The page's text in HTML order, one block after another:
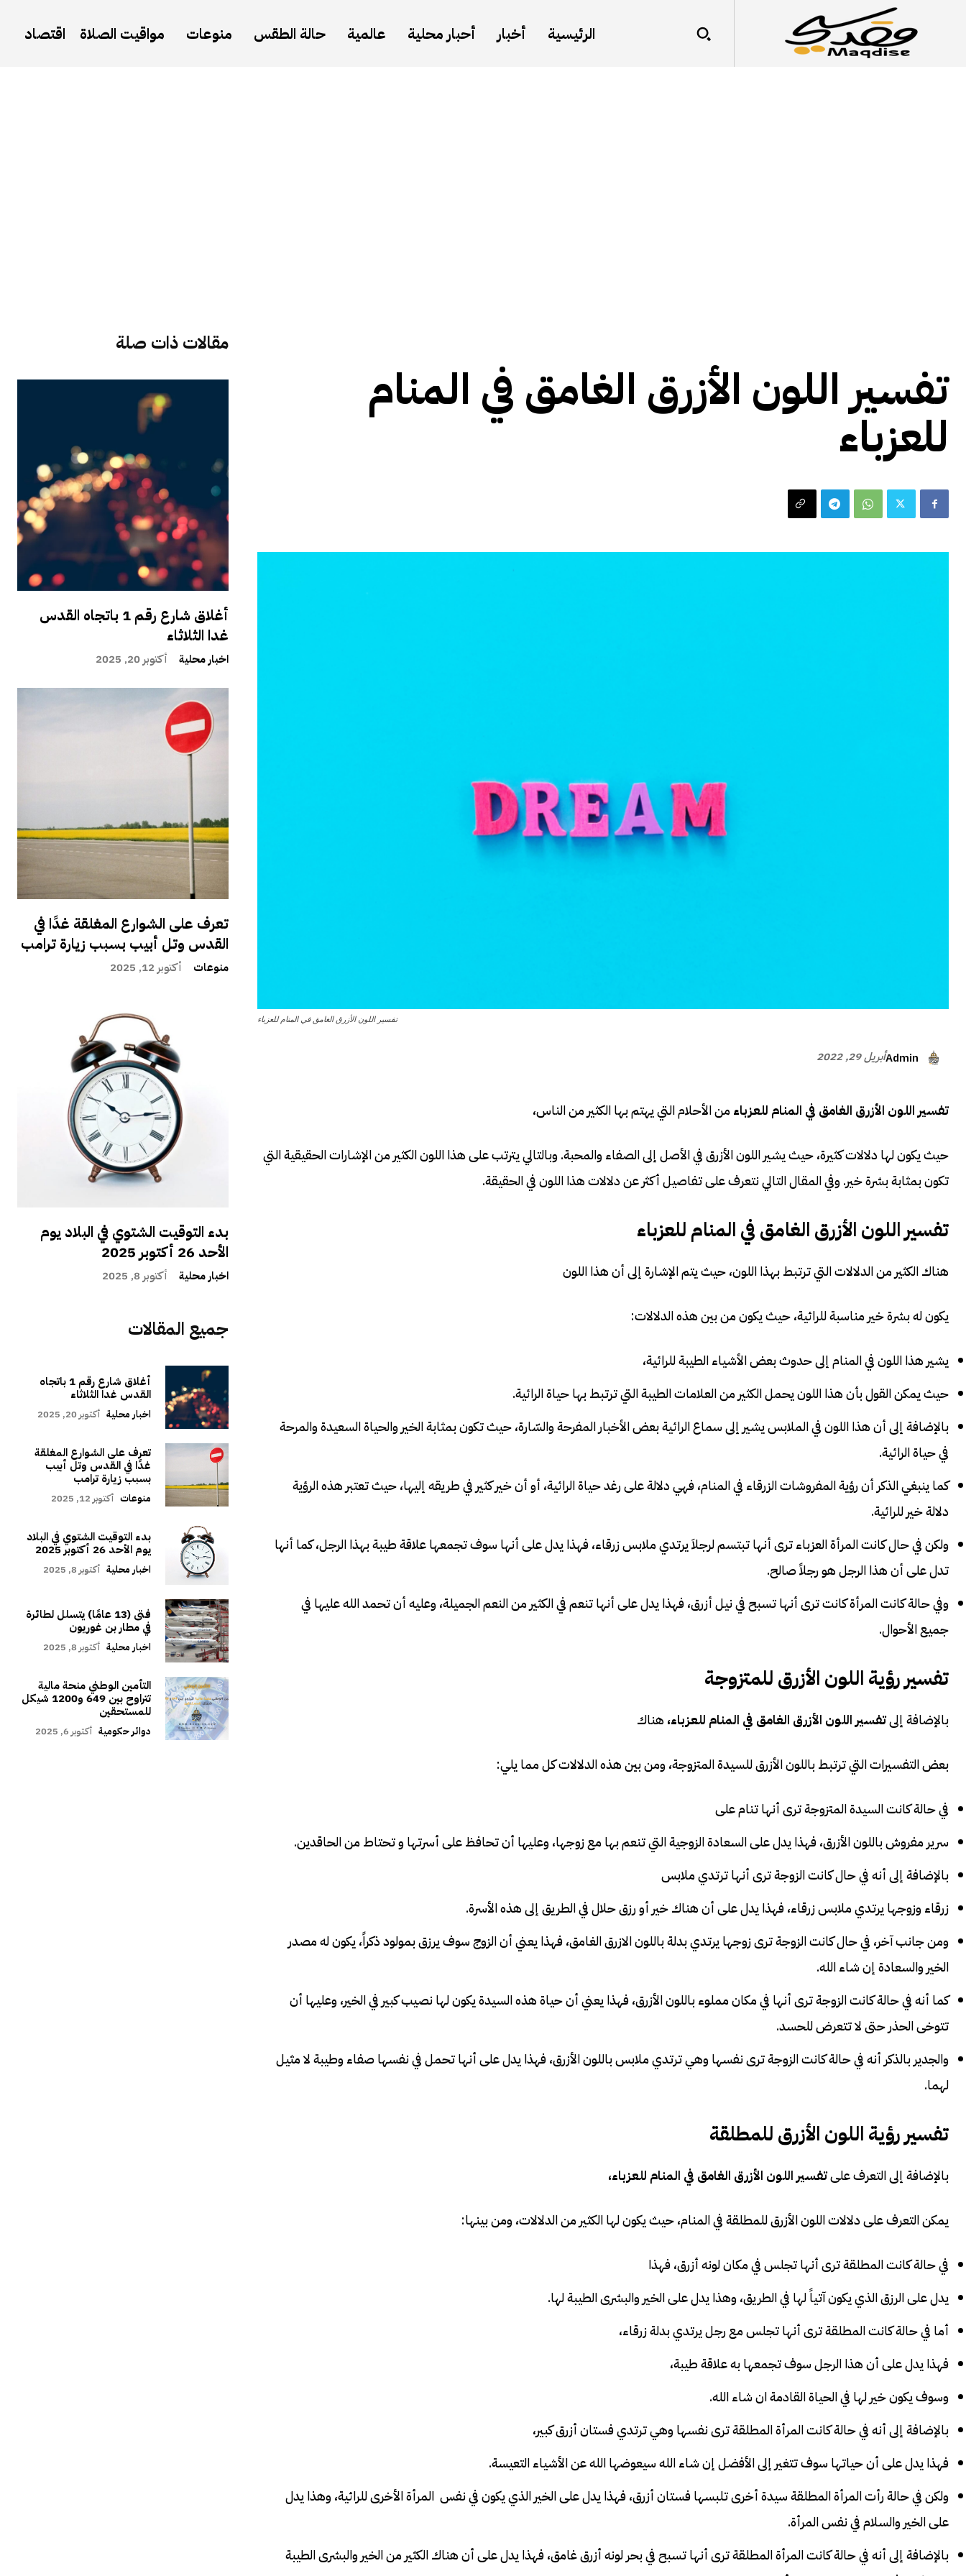
الرئيسية أخبار أحبار محلية عالمية حالة الطقس منوعات مواقيت الصلاة اقتصاد
مقالات ذات صلة
أغلاق شارع رقم 1 باتجاه القدس
غدا الثلاثاء
اخبار محلية أكتوبر 20, 2025
تعرف على الشوارع المغلقة غدًا في
القدس وتل أبيب بسبب زيارة ترامب
منوعات أكتوبر 12, 2025
بدء التوقيت الشتوي في البلاد يوم
الأحد 26 أكتوبر 2025
اخبار محلية أكتوبر 8, 2025
جميع المقالات
أغلاق شارع رقم 1 باتجاه
القدس غدا الثلاثاء
اخبار محلية أكتوبر 20, 2025
تعرف على الشوارع المغلقة
غدًا في القدس وتل أبيب
بسبب زيارة ترامب
منوعات أكتوبر 12, 2025
بدء التوقيت الشتوي في البلاد
يوم الأحد 26 أكتوبر 2025
اخبار محلية أكتوبر 8, 2025
فتى (13 عامًا) يتسلل لطائرة
في مطار بن غوريون
اخبار محلية أكتوبر 8, 2025
التأمين الوطني منحة مالية
تتراوح بين 649 و1200 شيكل
للمستحقين
دوائر حكومية أكتوبر 6, 2025
تفسير اللون الأزرق الغامق في المنام
للعزباء
تفسير اللون الأزرق الغامق في المنام للعزباء
أبريل 29, 2022Admin
تفسير اللون الأزرق الغامق في المنام للعزباءمن الأحلام التي يهتم بها الكثير من الناس،
حيث يكون لها دلالات كثيرة، حيث يشير اللون الأزرق في الأصل إلى الصفاء والمحبة. وبالتالي يترتب على هذا اللون الكثير من الإشارات الحقيقية التي
تكون بمثابة بشرة خير. وفي المقال التالي نتعرف على تفاصيل أكثر عن دلالات هذا اللون في الحقيقة.
تفسير اللون الأزرق الغامق في المنام للعزباء
هناك الكثير من الدلالات التي ترتبط بهذا اللون، حيث يتم الإشارة إلى أن هذا اللون
يكون له بشرة خير مناسبة للرائية، حيث يكون من بين هذه الدلالات:
يشير هذا اللون في المنام إلى حدوث بعض الأشياء الطيبة للرائية،
حيث يمكن القول بأن هذا اللون يحمل الكثير من العلامات الطيبة التي ترتبط بها حياة الرائية.
بالإضافة إلى أن هذا اللون في الملابس يشير إلى سماع الرائية بعض الأخبار المفرحة والسّارة، حيث تكون بمثابة الخير والحياة السعيدة والمرحة
في حياة الرائية.
كما ينبغي الذكر أن رؤية المفروشات الزرقاء في المنام، فهي دلالة على رغد حياة الرائية، أو أن خير كثير في طريقه إليها، حيث تعتبر هذه الرؤية
دلالة خير للرائية.
ولكن في حال كانت المرأة العزباء ترى أنها تبتسم لرجلاَ يرتدي ملابس زرقاء، فهذا يدل على أنها سوف تجمعها علاقة طيبة بهذا الرجل، كما أنها
تدل على أن هذا الرجل هو رجلاً صالح.
وفي حالة كانت المرأة كانت ترى أنها تسبح في نيل أزرق، فهذا يدل على أنها تنعم في الكثير من النعم الجميلة، وعليه أن تحمد الله عليها في
جميع الأحوال.
تفسير رؤية اللون الأزرق للمتزوجة
بالإضافة إلىتفسير اللون الأزرق الغامق في المنام للعزباء،هناك
بعض التفسيرات التي ترتبط باللون الأزرق للسيدة المتزوجة، ومن بين هذه الدلالات كل مما يلي:
في حالة كانت السيدة المتزوجة ترى أنها تنام على
سرير مفروش باللون الأزرق، فهذا يدل على السعادة الزوجية التي تنعم بها مع زوجها، وعليها أن تحافظ على أسرتها و تحتاط من الحاقدين.
بالإضافة إلى أنه في حال كانت الزوجة ترى أنها ترتدي ملابس
زرقاء وزوجها يرتدي ملابس زرقاء، فهذا يدل على أن هناك خير أو رزق حلال في الطريق إلى هذه الأسرة.
ومن جانب آخر، في حال كانت الزوجة ترى زوجها يرتدي بدلة باللون الازرق الغامق، فهذا يعني أن الزوج سوف يرزق بمولود ذكراً، يكون له مصدر
الخير والسعادة إن شاء الله.
كما أنه في حالة كانت الزوجة ترى أنها في مكان مملوء باللون الأزرق، فهذا يعني أن حياة هذه السيدة يكون لها نصيب كبير في الخير، وعليها أن
تتوخى الحذر حتى لا تتعرض للحسد.
والجدير بالذكر أنه في حالة كانت الزوجة ترى نفسها وهي ترتدي ملابس باللون الأزرق، فهذا يدل على أنها تحمل في نفسها صفاء وطيبة لا مثيل
لهما.
تفسير رؤية اللون الأزرق للمطلقة
بالإضافة إلى التعرف علىتفسير اللون الأزرق الغامق في المنام للعزباء،
يمكن التعرف على دلالات اللون الأزرق للمطلقة في المنام، حيث يكون لها الكثير من الدلالات، ومن بينها:
في حالة كانت المطلقة ترى أنها تجلس في مكان لونه أزرق، فهذا
يدل على الرزق الذي يكون آتياً لها في الطريق، وهذا يدل على الخير والبشرى الطيبة لها.
أما في حالة كانت المطلقة ترى أنها تجلس مع رجل يرتدي بدلة زرقاء،
فهذا يدل على أن هذا الرجل سوف تجمعها به علاقة طيبة،
وسوف يكون خير لها في الحياة القادمة ان شاء الله.
بالإضافة إلى أنه في حالة كانت المرأة المطلقة ترى نفسها وهي ترتدي فستان أزرق كبير،
فهذا يدل على أن حياتها سوف تتغير إلى الأفضل إن شاء الله سيعوضها الله عن الأشياء التعيسة.
ولكن في حالة رأت المرأة المطلقة سيدة أخرى تلبسها فستان أزرق، فهذا يدل على الخير الذي يكون في نفس المرأة الأخرى للرائية، وهذا يدل
على الخير والسلام في نفس المرأة.
بالإضافة إلى أنه في حالة كانت المرأة المطلقة ترى أنها تسبح في بحر لونه أزرق غامق، فهذا يدل على أن هناك الكثير من الخير والبشرى الطيبة